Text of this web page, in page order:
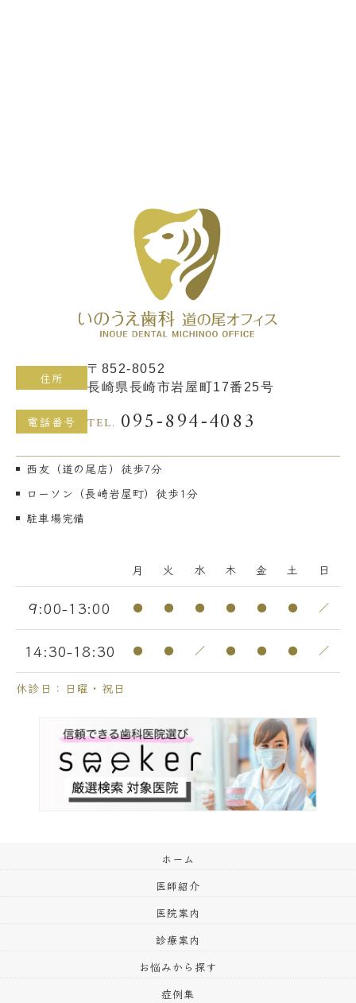
住所
〒852-8052
長崎県長崎市岩屋町17番25号
電話番号 TEL. 095-894-4083
西友（道の尾店）徒歩7分
ローソン（長崎岩屋町）徒歩1分
駐車場完備
月 火 水 木 金 土 日
9:00-13:00 ● ● ● ● ● ● ／
14:30-18:30 ● ● ／ ● ● ● ／
休診日：日曜・祝日
ホーム
医師紹介
医院案内
診療案内
お悩みから探す
症例集